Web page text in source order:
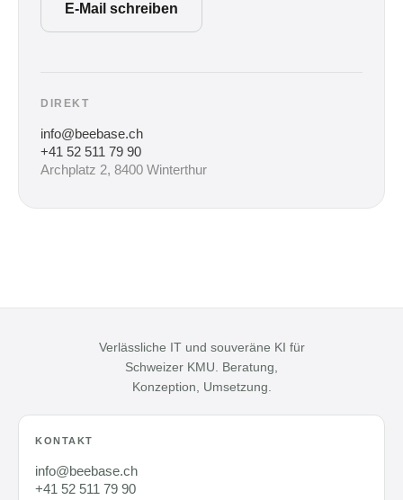
E-Mail schreiben
DIREKT
info@beebase.ch
+41 52 511 79 90
Archplatz 2, 8400 Winterthur
Verlässliche IT und souveräne KI für
Schweizer KMU. Beratung,
Konzeption, Umsetzung.
KONTAKT
info@beebase.ch
+41 52 511 79 90